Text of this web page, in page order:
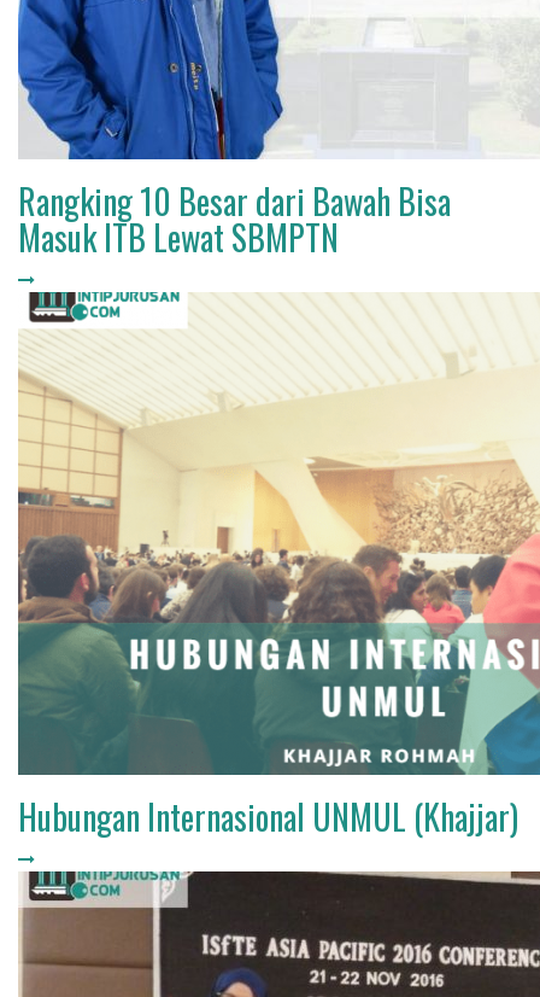
Rangking 10 Besar dari Bawah Bisa
Masuk ITB Lewat SBMPTN
Hubungan Internasional UNMUL (Khajjar)